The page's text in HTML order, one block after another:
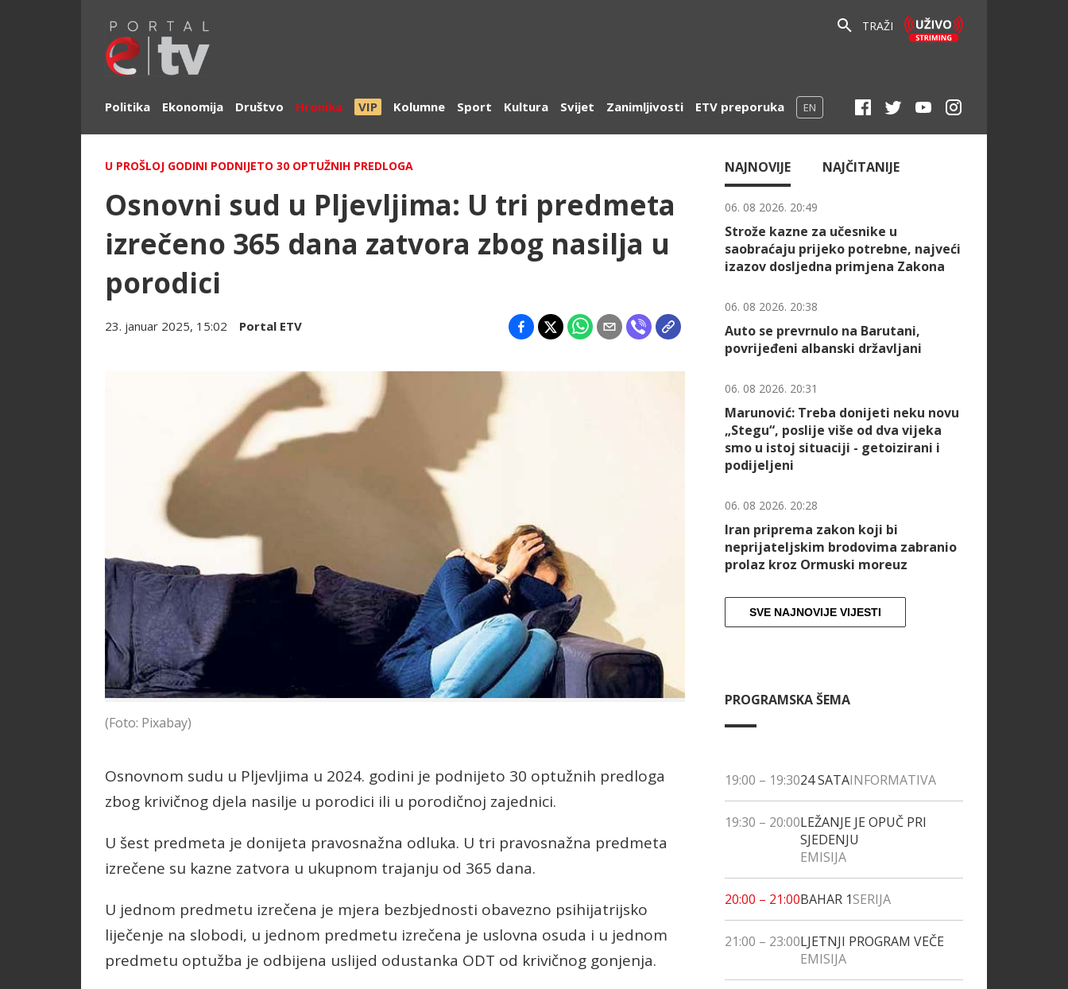
TRAŽI
Politika Ekonomija Društvo Hronika VIP Kolumne Sport Kultura Svijet Zanimljivosti ETV preporuka EN
U PROŠLOJ GODINI PODNIJETO 30 OPTUŽNIH PREDLOGA
Osnovni sud u Pljevljima: U tri predmeta
izrečeno 365 dana zatvora zbog nasilja u
porodici
23. januar 2025, 15:02 Portal ETV
(Foto: Pixabay)
Osnovnom sudu u Pljevljima u 2024. godini je podnijeto 30 optužnih predloga
zbog krivičnog djela nasilje u porodici ili u porodičnoj zajednici.
U šest predmeta je donijeta pravosnažna odluka. U tri pravosnažna predmeta
izrečene su kazne zatvora u ukupnom trajanju od 365 dana.
U jednom predmetu izrečena je mjera bezbjednosti obavezno psihijatrijsko
liječenje na slobodi, u jednom predmetu izrečena je uslovna osuda i u jednom
predmetu optužba je odbijena uslijed odustanka ODT od krivičnog gonjenja.
NAJNOVIJE NAJČITANIJE
06. 08 2026. 20:49
Strože kazne za učesnike u
saobraćaju prijeko potrebne, najveći
izazov dosljedna primjena Zakona
06. 08 2026. 20:38
Auto se prevrnulo na Barutani,
povrijeđeni albanski državljani
06. 08 2026. 20:31
Marunović: Treba donijeti neku novu
„Stegu“, poslije više od dva vijeka
smo u istoj situaciji - getoizirani i
podijeljeni
06. 08 2026. 20:28
Iran priprema zakon koji bi
neprijateljskim brodovima zabranio
prolaz kroz Ormuski moreuz
SVE NAJNOVIJE VIJESTI
PROGRAMSKA ŠEMA
19:00 – 19:3024 SATAINFORMATIVA
19:30 – 20:00LEŽANJE JE OPUČ PRI
SJEDENJU
EMISIJA
20:00 – 21:00BAHAR 1SERIJA
21:00 – 23:00LJETNJI PROGRAM VEČE
EMISIJA